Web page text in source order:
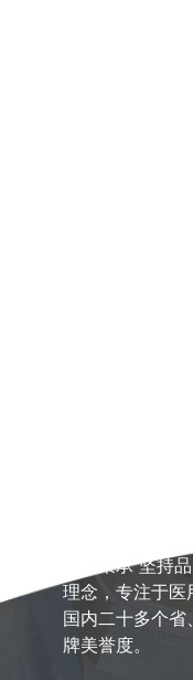
公司秉承“坚持
理念，专注于医
国内二十多个
牌美誉度。